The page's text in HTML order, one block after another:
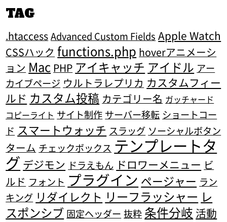
TAG
.htaccess Advanced Custom Fields Apple Watch
CSSハック functions.php hoverアニメーシ
ョン Mac PHP アイキャッチ アイドル アー
カイブページ ウルトラレプリカ カスタムフィー
ルド カスタム投稿 カテゴリー名 ガッチャード
コピーライト サイト制作 サーバー移転 ショートコー
ド スマートウォッチ スラッグ ソーシャルボタン
ターム チェックボックス テンプレートタ
グ デジモン ドラえもん ドロワーメニュー ビ
ルド フォント プラグイン ページャー ラン
キング リダイレクト リーフラッシャー レ
スポンシブ 固定ヘッダー 抜粋 条件分岐 活動